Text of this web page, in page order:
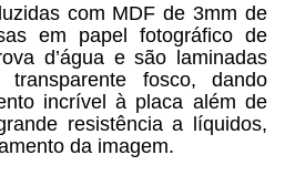
com MDF de 3mm de
em papel fotográfico de
d’água e são laminadas
fosco, dando
incrível à placa além de
resistência a líquidos,
da imagem.